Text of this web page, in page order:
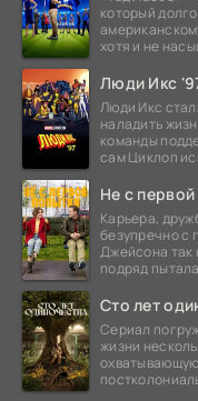
который
хотя и не
Люди Икс
Люди Икс
наладить
команды
сам Циклоп
Не с
Карьера,
безупречно с
Джейсона так
подряд
Сто лет
Сериал
жизни